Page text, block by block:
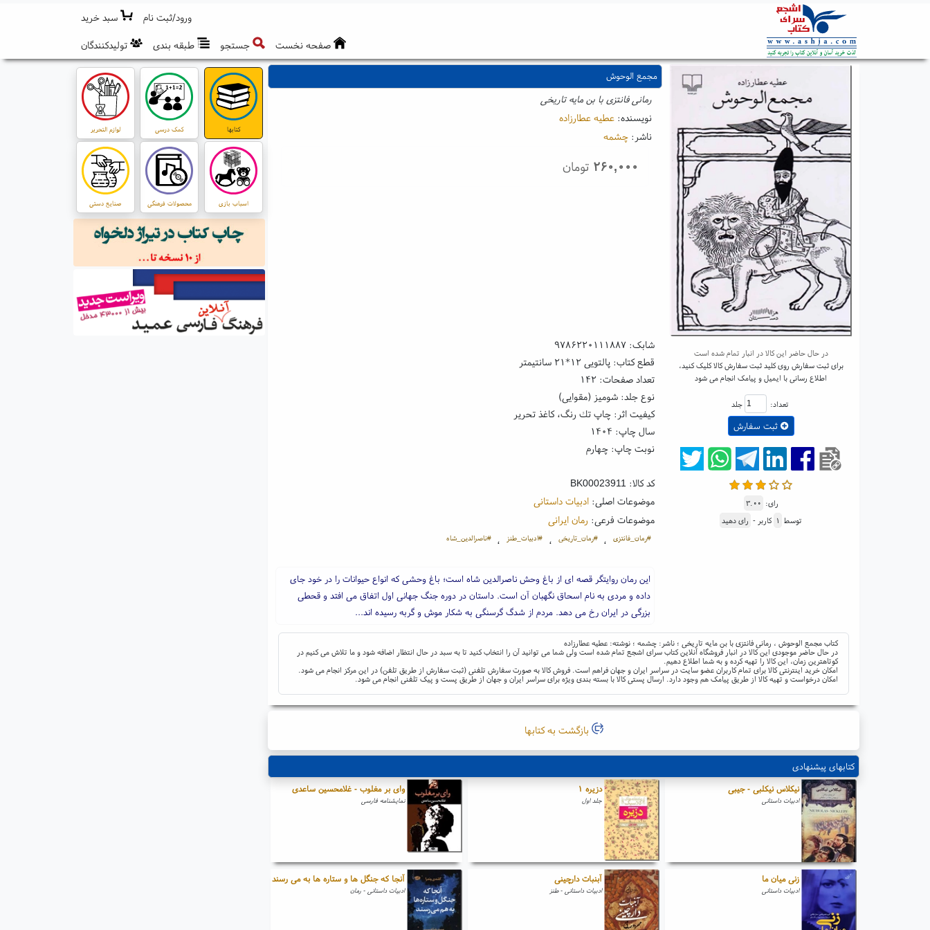
ورود/ثبت نام
سبد خرید
صفحه نخست
جستجو طبقه بندی تولیدکنندگان
مجمع الوحوش
رمانی فانتزی با بن مایه تاریخی
نویسنده: عطیه عطارزاده
ناشر: چشمه
۲۶۰,۰۰۰ تومان
در حال حاضر این کالا در انبار تمام شده است
برای ثبت سفارش روی کلید ثبت سفارش کالا کلیک کنید،
اطلاع رسانی با ایمیل و پیامک انجام می شود
تعداد: جلد
ثبت سفارش
رای: ۳.۰۰
توسط ۱ کاربر - رای دهید
شابک:۹۷۸۶۲۲۰۱۱۱۸۸۷
قطع کتاب: پالتویی ۱۲*۲۱ سانتیمتر
تعداد صفحات: ۱۴۲
نوع جلد: شومیز (مقوایی)
کیفیت اثر: چاپ تك رنگ، کاغذ تحریر
سال چاپ: ۱۴۰۴
نوبت چاپ: چهارم
کد کالا:BK00023911
موضوعات اصلی:ادبیات داستانی
موضوعات فرعی: رمان ایرانی
#رمان_فانتزی ، #رمان_تاریخی ، #ادبیات_طنز ، #ناصرالدین_شاه
این رمان روایتگر قصه ای از باغ وحش ناصرالدین شاه است؛ باغ وحشی که انواع حیوانات را در خود جای
داده و مردی به نام اسحاق نگهبان آن است. داستان در دوره جنگ جهانی اول اتفاق می افتد و قحطی
بزرگی در ایران رخ می دهد. مردم از شدگ گرسنگی به شکار موش و گربه رسیده اند...
کتاب مجمع الوحوش ، رمانی فانتزی با بن مایه تاریخی ؛ ناشر: چشمه ؛ نوشته: عطیه عطارزاده
در حال حاضر موجودی این کالا در انبار فروشگاه آنلاین کتاب سرای اشجع تمام شده است ولی شما می توانید آن را انتخاب کنید تا به سبد در حال انتظار اضافه شود و ما تلاش می کنیم در
کوتاهترین زمان، این کالا را تهیه کرده و به شما اطلاع دهیم.
امکان خرید اینترنتی کالا برای تمام کاربران عضو سایت در سراسر ایران و جهان فراهم است. فروش کالا به صورت سفارش تلفنی (ثبت سفارش از طریق تلفن) در این مرکز انجام می شود.
امکان درخواست و تهیه کالا از طریق پیامک هم وجود دارد. ارسال پستی کالا با بسته بندی ویژه برای سراسر ایران و جهان از طریق پست و پیک تلفنی انجام می شود.
بازگشت به کتابها
کتابهای پیشنهادی
نیکلاس نیکلبی - جیبی
ادبیات داستانی
دزیره ۱
جلد اول
وای بر مغلوب - غلامحسین ساعدی
نمایشنامه فارسی
زنی میان ما
ادبیات داستانی
آبنبات دارچینی
ادبیات داستانی - طنز
آنجا که جنگل ها و ستاره ها به می رسند
ادبیات داستانی - رمان
کتابها کمک درسی لوازم التحریر
اسباب بازی محصولات فرهنگی صنایع دستی